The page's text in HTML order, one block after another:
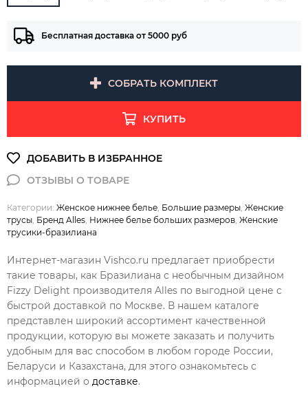
Бесплатная доставка от 5000 руб
СОБРАТЬ КОМПЛЕКТ
КУПИТЬ
Категории: Женское нижнее белье Большие размеры Женские
трусы Бренд Alles Нижнее белье больших размеров Женские
трусики-бразилиана
Интернет-магазин Vishco.ru предлагает приобрести
такие товары, как Бразилиана с необычным дизайном
Fizzy Delight производителя Alles по выгодной цене с
быстрой доставкой по Москве. В нашем каталоге
представлен широкий ассортимент качественной
продукции, которую вы можете заказать и получить
удобным для вас способом в любом городе России,
Беларуси и Казахстана, для этого ознакомьтесь с
информацией о доставке.